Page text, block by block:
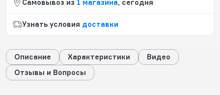
Самовывоз из 1 магазина, сегодня
Узнать условия доставки
Описание Характеристики
Видео
Отзывы и Вопросы